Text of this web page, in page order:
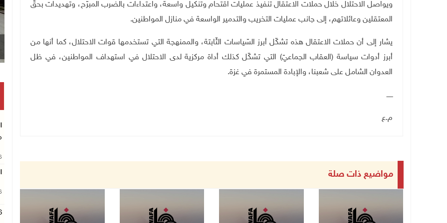
ويواصل الاحتلال خلال حملات الاعتقال تنفيذ عمليات اقتحام وتنكيل واسعة، واعتداءات بالضرب المبرّح، وتهديدات بحقّ
المعتقلين وعائلاتهم، إلى جانب عمليات التخريب والتدمير الواسعة في منازل المواطنين.
يشار إلى أن حملات الاعتقال هذه تشكّل أبرز السّياسات الثّابتة، والممنهجة التي تستخدمها قوات الاحتلال، كما أنها من
أبرز أدوات سياسة (العقاب الجماعيّ) التي تشكّل كذلك أداة مركزية لدى الاحتلال في استهداف المواطنين، في ظل
العدوان الشامل على شعبنا، والإبادة المستمرة في غزة.
ــــــ
م.ع
مواضيع ذات صلة